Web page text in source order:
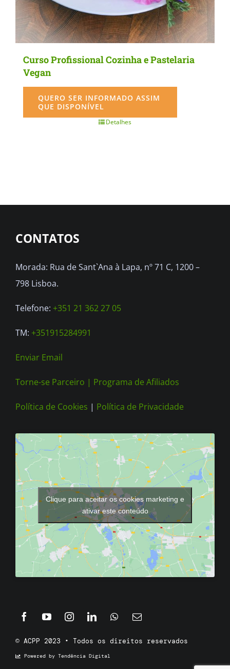
Curso Profissional Cozinha e Pastelaria
Vegan
QUERO SER INFORMADO ASSIM
QUE DISPONÍVEL
Detalhes
CONTATOS
Morada: Rua de Sant`Ana à Lapa, nº 71 C, 1200 –
798 Lisboa.
Telefone: +351 21 362 27 05
TM: +351915284991
Enviar Email
Torne-se Parceiro | Programa de Afiliados
Política de Cookies | Política de Privacidade
Clique para aceitar os cookies marketing e
ativar este conteúdo
© ACPP 2023 • Todos os direitos reservados
Powered by Tendência Digital